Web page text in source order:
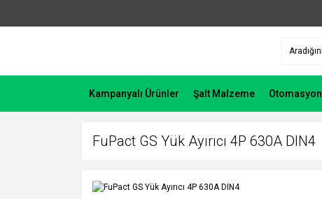
Kampanyalı Ürünler Şalt Malzeme Otomasyon
FuPact GS Yük Ayırıcı 4P 630A DIN4